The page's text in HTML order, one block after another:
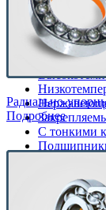
По назначению
С тонкими
устройства
Радиально-
Подробнее